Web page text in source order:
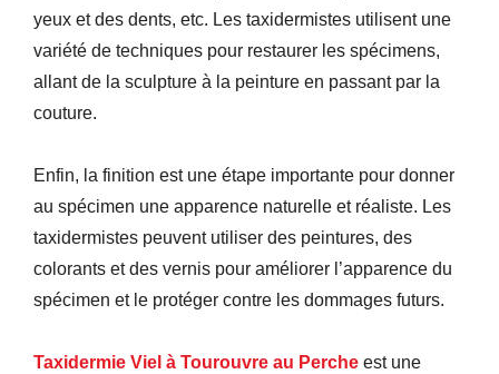
yeux et des dents, etc. Les taxidermistes utilisent une
variété de techniques pour restaurer les spécimens,
allant de la sculpture à la peinture en passant par la
couture.
Enfin, la finition est une étape importante pour donner
au spécimen une apparence naturelle et réaliste. Les
taxidermistes peuvent utiliser des peintures, des
colorants et des vernis pour améliorer l’apparence du
spécimen et le protéger contre les dommages futurs.
Taxidermie Viel à Tourouvre au Perche est une